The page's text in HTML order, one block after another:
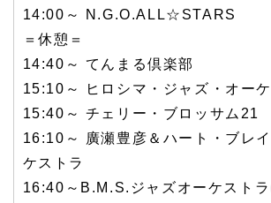
14:00～ N.G.O.ALL☆STARS
＝休憩＝
14:40～ てんまる倶楽部
15:10～ ヒロシマ・ジャズ・オー
15:40～ チェリー・ブロッサム21
16:10～ 廣瀬豊彦＆ハート・ブレ
ケストラ
16:40～B.M.S.ジャズオーケスト